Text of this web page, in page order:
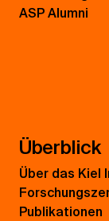
ASP Alumni
Überblick
Über das Kiel
Publikationen